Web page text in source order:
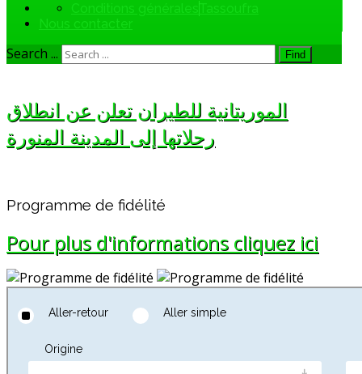
Search ... Find
الموريتانية للطيران تعلن عن انطلاق
رحلاتها إلى المدينة المنورة
Programme de fidélité
Pour plus d'informations cliquez ici